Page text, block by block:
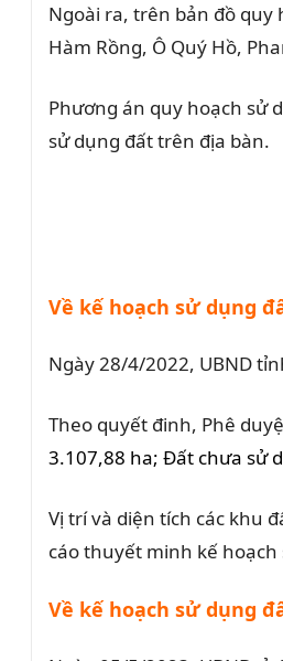
Ngoài ra, trên bản đồ quy
Hàm Rồng, Ô Quý Hồ,
Phương án quy hoạch sử
sử dụng đất trên địa bàn.
Về kế hoạch sử dụng
Ngày 28/4/2022, UBND
Theo quyết đinh, Phê
3.107,88 ha; Đất chưa sử
Vị trí và diện tích các khu
cáo thuyết minh kế
Về kế hoạch sử dụng